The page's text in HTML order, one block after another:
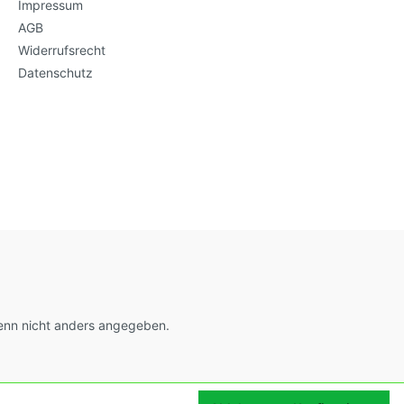
Impressum
AGB
Widerrufsrecht
Datenschutz
nicht anders angegeben.